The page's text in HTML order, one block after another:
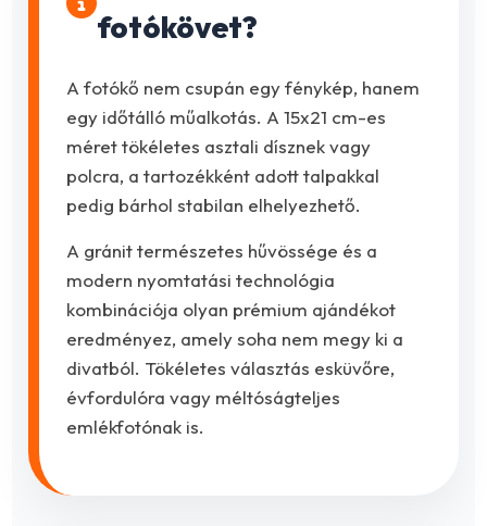
fotókövet?
A fotókő nem csupán egy fénykép, hanem
egy időtálló műalkotás. A 15x21 cm-es
méret tökéletes asztali dísznek vagy
polcra, a tartozékként adott talpakkal
pedig bárhol stabilan elhelyezhető.
A gránit természetes hűvössége és a
modern nyomtatási technológia
kombinációja olyan prémium ajándékot
eredményez, amely soha nem megy ki a
divatból. Tökéletes választás esküvőre,
évfordulóra vagy méltóságteljes
emlékfotónak is.